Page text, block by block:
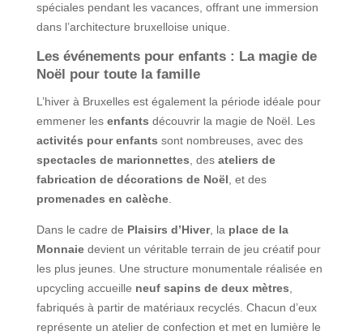
spéciales pendant les vacances, offrant une immersion
dans l’architecture bruxelloise unique.
Les événements pour enfants : La magie de
Noël pour toute la famille
L’hiver à Bruxelles est également la période idéale pour
emmener les enfants découvrir la magie de Noël. Les
activités pour enfants sont nombreuses, avec des
spectacles de marionnettes , des ateliers de
fabrication de décorations de Noël , et des
promenades en calèche.
Dans le cadre de Plaisirs d’Hiver, la place de la
Monnaiedevient un véritable terrain de jeu créatif pour
les plus jeunes. Une structure monumentale réalisée en
upcycling accueille neuf sapins de deux mètres
fabriqués à partir de matériaux recyclés. Chacun d’eux
représente un atelier de confection et met en lumière le